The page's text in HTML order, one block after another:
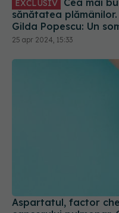
Aspartatul, factor
cancerului
06 ian 2025, 14:11